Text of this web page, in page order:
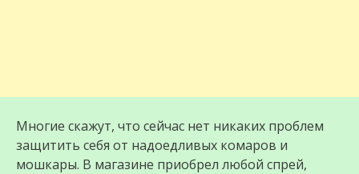
Многие скажут, что сейчас нет никаких проблем
защитить себя от надоедливых комаров и
мошкары. В магазине приобрел любой спрей,